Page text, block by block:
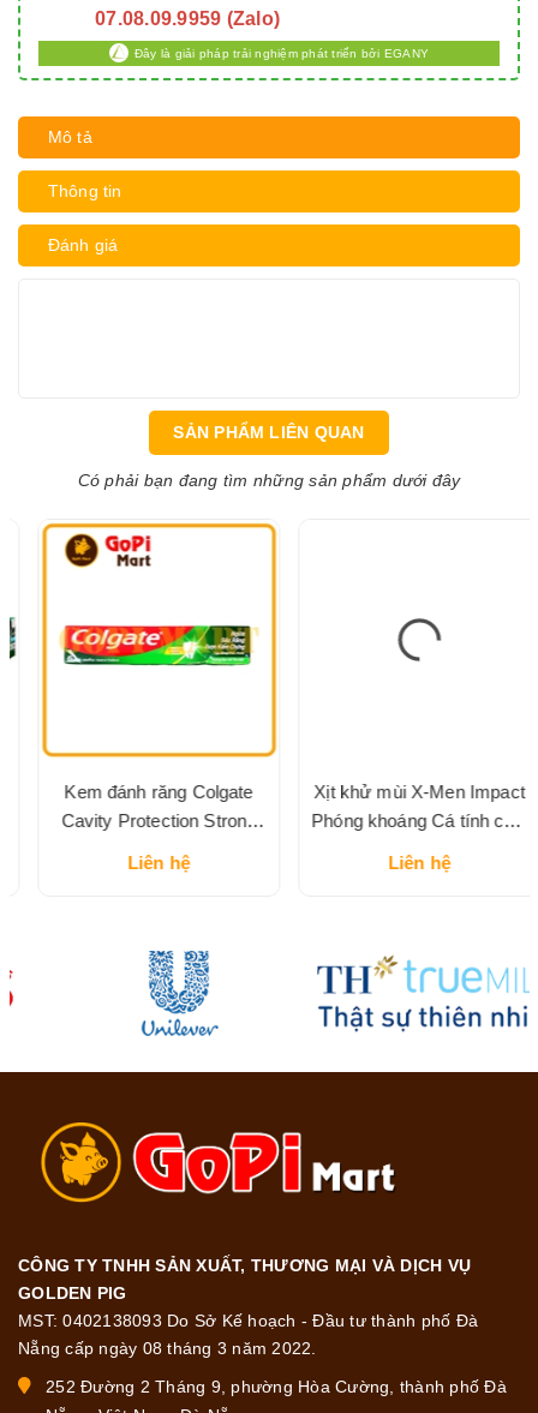
07.08.09.9959 (Zalo)
Đây là giải pháp trải nghiệm phát triển bởi EGANY
Mô tả
Thông tin
Đánh giá
SẢN PHẨM LIÊN QUAN
Có phải bạn đang tìm những sản phẩm dưới đây
Kem đánh răng Colgate
Cavity Protection Strong
chắc khỏe 45g
Liên hệ
Xịt khử mùi X-Men Impact
Phóng khoáng Cá tính chai
Liên hệ
CÔNG TY TNHH SẢN XUẤT, THƯƠNG MẠI VÀ DỊCH VỤ
GOLDEN PIG
MST: 0402138093 Do Sở Kế hoạch - Đầu tư thành phố Đà
Nẵng cấp ngày 08 tháng 3 năm 2022.
252 Đường 2 Tháng 9, phường Hòa Cường, thành phố Đà